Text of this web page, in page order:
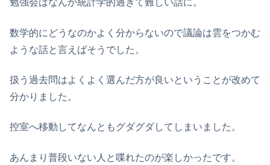
勉強会はなんか統計学的過ぎて難しい話に。
数学的にどうなのかよく分からないので議論は雲をつかむ
ような話と言えばそうでした。
扱う過去問はよくよく選んだ方が良いということが改めて
分かりました。
控室へ移動してなんともグダグダしてしまいました。
あんまり普段いない人と喋れたのが楽しかったです。